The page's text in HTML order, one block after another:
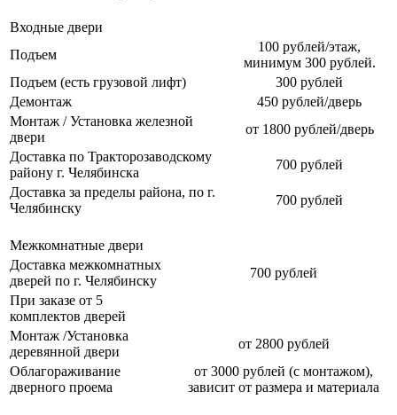
Входные двери
Подъем
100 рублей/этаж,
минимум 300 рублей.
Подъем (есть грузовой лифт)
300 рублей
Демонтаж
450 рублей/дверь
Монтаж / Установка железной
двери
от 1800 рублей/дверь
Доставка по Тракторозаводскому
району г. Челябинска
700 рублей
Доставка за пределы района, по г.
Челябинску
700 рублей
Межкомнатные двери
Доставка межкомнатных
дверей по г. Челябинску
700 рублей
При заказе от 5
комплектов дверей
Монтаж /Установка
деревянной двери
от 2800 рублей
Облагораживание
дверного проема
от 3000 рублей (с монтажом),
зависит от размера и материала